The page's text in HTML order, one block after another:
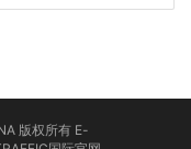
版权所有 E-